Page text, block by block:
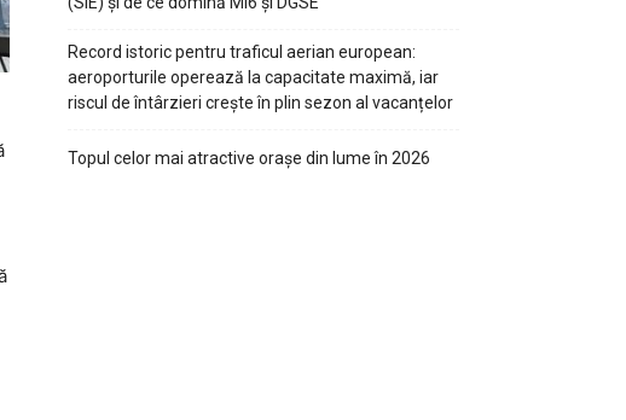
Record istoric pentru traficul aerian european:
aeroporturile operează la capacitate maximă, iar
riscul de întârzieri crește în plin sezon al vacanțelor
Topul celor mai atractive orașe din lume în 2026